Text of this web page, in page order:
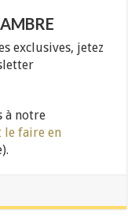
exclusives, jetez
à notre
le faire en